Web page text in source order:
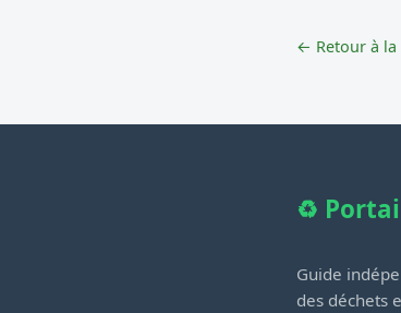
← Retour à la
♻️
Guide
des déchets